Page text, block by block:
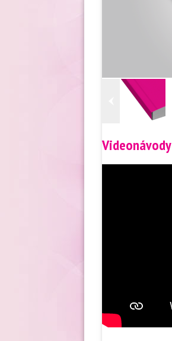
Videonávody